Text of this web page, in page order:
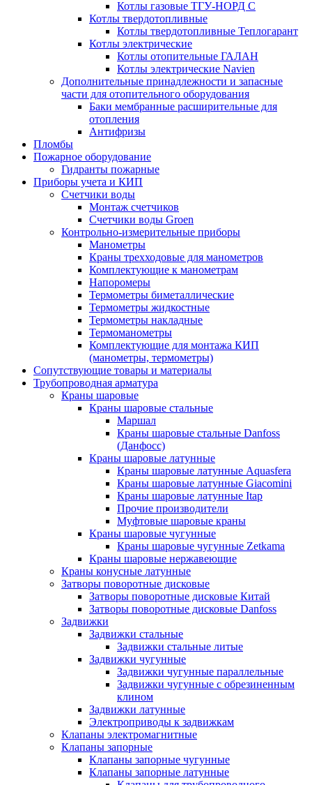
Котлы газовые ТГУ-НОРД С
Котлы твердотопливные
Котлы твердотопливные Теплогарант
Котлы электрические
Котлы отопительные ГАЛАН
Котлы электрические Navien
Дополнительные принадлежности и запасные
части для отопительного оборудования
Баки мембранные расширительные для
отопления
Антифризы
Пломбы
Пожарное оборудование
Гидранты пожарные
Приборы учета и КИП
Счетчики воды
Монтаж счетчиков
Счетчики воды Groen
Контрольно-измерительные приборы
Манометры
Краны трехходовые для манометров
Комплектующие к манометрам
Напоромеры
Термометры биметаллические
Термометры жидкостные
Термометры накладные
Термоманометры
Комплектующие для монтажа КИП
(манометры, термометры)
Сопутствующие товары и материалы
Трубопроводная арматура
Краны шаровые
Краны шаровые стальные
Маршал
Краны шаровые стальные Danfoss
(Данфосс)
Краны шаровые латунные
Краны шаровые латунные Aquasfera
Краны шаровые латунные Giacomini
Краны шаровые латунные Itap
Прочие производители
Муфтовые шаровые краны
Краны шаровые чугунные
Краны шаровые чугунные Zetkama
Краны шаровые нержавеющие
Краны конусные латунные
Затворы поворотные дисковые
Затворы поворотные дисковые Китай
Затворы поворотные дисковые Danfoss
Задвижки
Задвижки стальные
Задвижки стальные литые
Задвижки чугунные
Задвижки чугунные параллельные
Задвижки чугунные с обрезиненным
клином
Задвижки латунные
Электроприводы к задвижкам
Клапаны электромагнитные
Клапаны запорные
Клапаны запорные чугунные
Клапаны запорные латунные